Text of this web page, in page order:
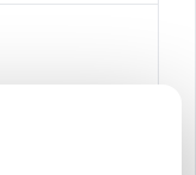
y usa